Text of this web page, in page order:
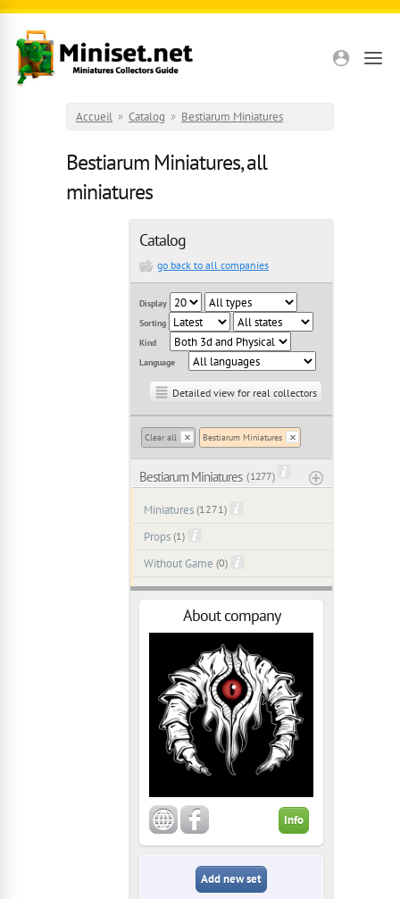
Aller au contenu principal
Accueil » Catalog » Bestiarum Miniatures
Bestiarum Miniatures, all
miniatures
Catalog
go back to all companies
Display
Sorting
Kind
Language
Detailed view for real collectors
Clear all Bestiarum Miniatures
Bestiarum Miniatures ( 1277 )
Miniatures (1271)
Props (1)
Without Game (0)
About company
Info
Add new set